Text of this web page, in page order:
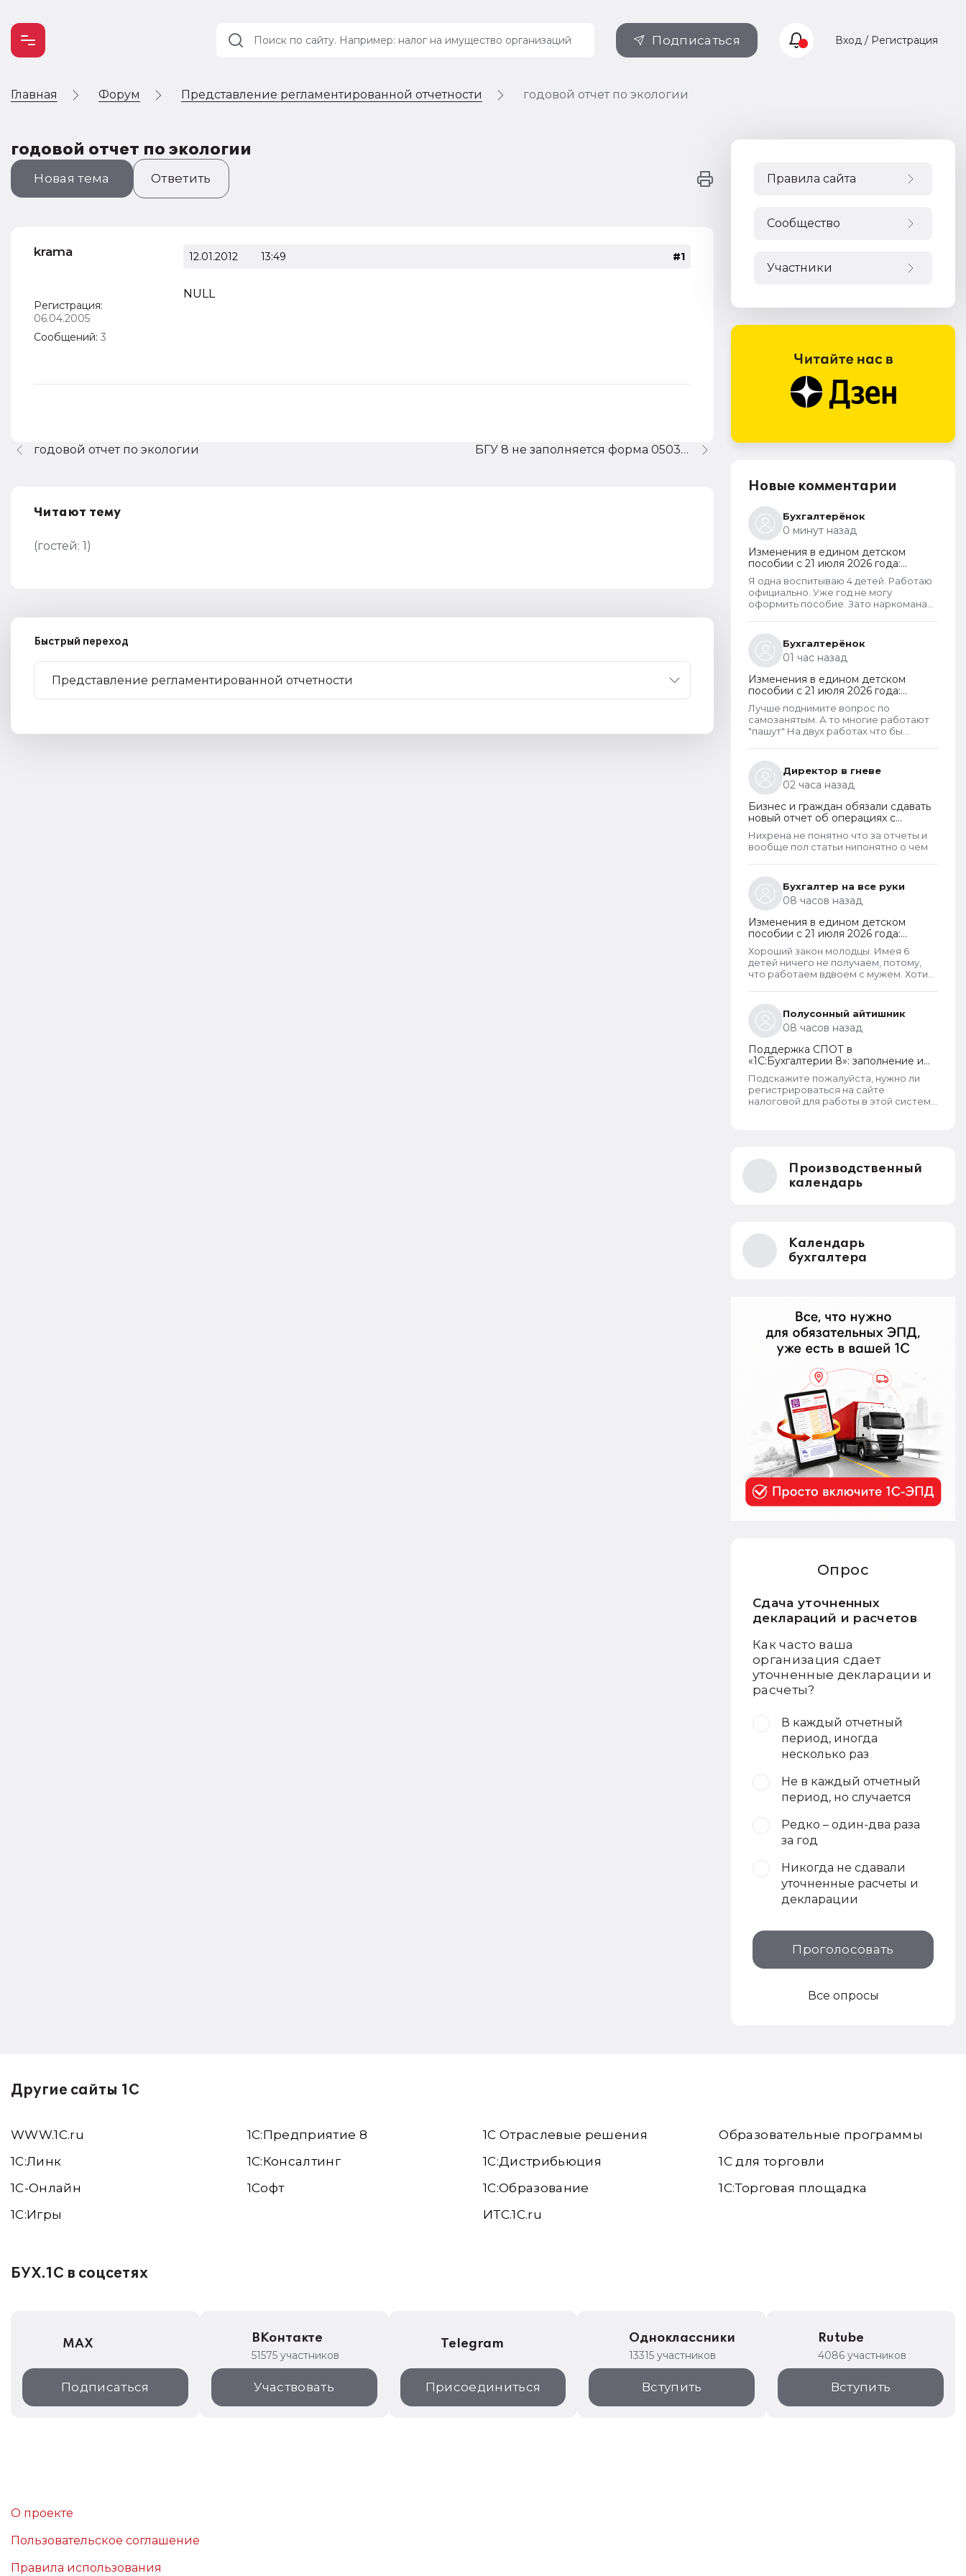
Подписаться Вход / Регистрация
Главная Форум Представление регламентированной отчетности годовой отчет по экологии
годовой отчет по экологии
Новая тема Ответить
krama
Регистрация:
06.04.2005
Сообщений: 3
12.01.2012 13:49 #1
NULL
БГУ 8 не заполняется форма 0503168
годовой отчет по экологии
Читают тему
(гостей: 1)
Быстрый переход
Правила сайта
Сообщество
Участники
Новые комментарии
Бухгалтерёнок
0 минут назад
Изменения в едином детском
пособии с 21 июля 2026 года:
пересмотр правила нулевого
дохода и новый порядок
оформления пособий по месту
пребывания
Я одна воспитываю 4 детей. Работаю
официально. Уже год не могу
оформить пособие. Зато наркоманам
Бухгалтерёнок
01 час назад
Изменения в едином детском
пособии с 21 июля 2026 года:
пересмотр правила нулевого
дохода и новый порядок
оформления пособий по месту
пребывания
Лучше поднимите вопрос по
самозанятым. А то многие работают
"пашут" На двух работах что бы
получают выплаты не для детей а на
"бутылку"
Директор в гневе
02 часа назад
Бизнес и граждан обязали сдавать
новый отчет об операциях с
криптовалютами на иностранных
платформах
Нихрена не понятно что за отчеты и
вообще пол статьи нипонятно о чем
Бухгалтер на все руки
08 часов назад
Изменения в едином детском
пособии с 21 июля 2026 года:
пересмотр правила нулевого
дохода и новый порядок
оформления пособий по месту
пребывания
Хороший закон молодцы. Имея 6
детей ничего не получаем, потому,
что работаем вдвоем с мужем. Хотим
наркаманы да лентяи которые сидят
на больничных и типо работают чтобы
получать пособия их все же
получают. Так что могу сказать что как
то не правельно распределены
критерии оценивания дохода.
Полусонный айтишник
08 часов назад
Поддержка СПОТ в
«1С:Бухгалтерии 8»: заполнение и
отправка ДОПП, уплата
обеспечительного платежа и
получение QR-кода
Подскажите пожалуйста, нужно ли
регистрироваться на сайте
налоговой для работы в этой системе
Производственный
календарь
Календарь
бухгалтера
Опрос
Сдача уточненных
деклараций и расчетов
Как часто ваша
организация сдает
уточненные декларации и
расчеты?
В каждый отчетный
период, иногда
несколько раз
Не в каждый отчетный
период, но случается
Редко – один-два раза
за год
Никогда не сдавали
уточненные расчеты и
декларации
Проголосовать
Все опросы
Другие сайты 1С
WWW.1С.ru
1С:Линк
1С-Онлайн
1C:Игры
1С:Предприятие 8
1С:Консалтинг
1Софт
1С Отраслевые решения
1С:Дистрибьюция
1С:Образование
ИТС.1C.ru
Образовательные программы
1С для торговли
1С:Торговая площадка
БУХ.1С в соцсетях
MAX
Подписаться
ВКонтакте
51575 участников
Участвовать
Telegram
Присоединиться
Одноклассники
13315 участников
Вступить
Rutube
4086 участников
Вступить
О проекте
Пользовательское соглашение
Правила использования
Учет и
Автоматизация